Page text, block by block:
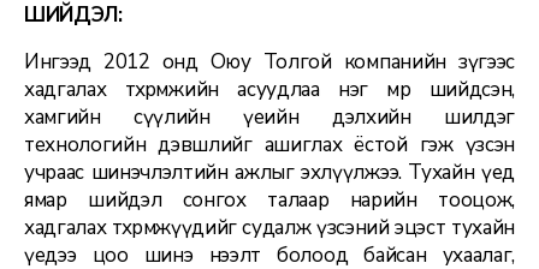
ШИЙДЭЛ:
Ингээд 2012 онд Оюу Толгой компанийн зүгээс
хадгалах төхөөрөмжийн асуудлаа нэг мөр шийдсэн,
хамгийн сүүлийн үеийн дэлхийн шилдэг
технологийн дэвшлийг ашиглах ёстой гэж үзсэн
учраас шинэчлэлтийн ажлыг эхлүүлжээ. Тухайн үед
ямар шийдэл сонгох талаар нарийн тооцож,
хадгалах төхөөрөмжүүдийг судалж үзсэний эцэст тухайн
үедээ цоо шинэ нээлт болоод байсан ухаалаг,